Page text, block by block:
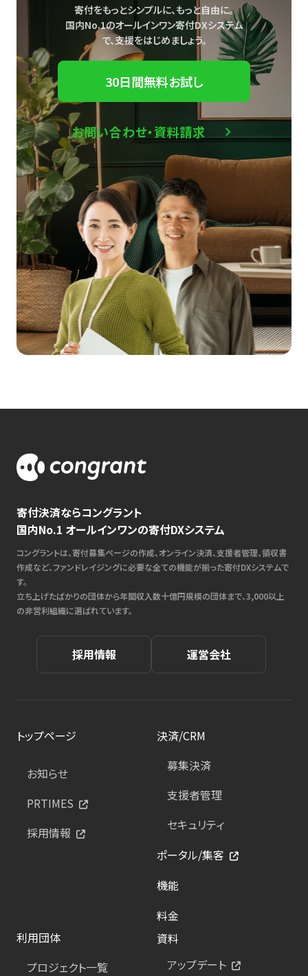
寄付をもっとシンプルに、もっと自由に。
国内No.1のオールインワン寄付DXシステム
で、支援をはじめましょう。
30日間無料お試し
お問い合わせ・資料請求
寄付決済ならコングラント
国内No.1 オールインワンの寄付DXシステム
コングラントは、寄付募集ページの作成、オンライン決済、支援者管理、領収書
作成など、ファンドレイジングに必要な全ての機能が揃った寄付DXシステムで
す。
立ち上げたばかりの団体から年間収入数十億円規模の団体まで、3,000以上
の非営利組織に選ばれています。
採用情報 運営会社
トップページ
お知らせ
PRTIMES
採用情報
決済/CRM
募集決済
支援者管理
セキュリティ
ポータル/集客
機能
料金
利用団体
プロジェクト一覧
資料
アップデート